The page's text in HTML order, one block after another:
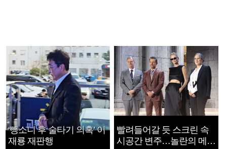
‘뺑소니 후 술타기 의혹’ 이
재룡 재판행
빨려들어갈 듯 스크린 속
시공간 변주…놀란의 메시